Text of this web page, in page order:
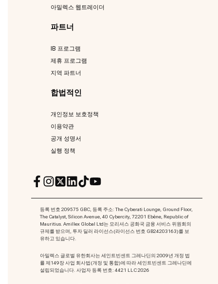
아밀렉스 웹트레이더
파트너
IB 프로그램
제휴 프로그램
지역 파트너
합법적인
개인정보 보호정책
이용약관
공개 성명서
실행 정책
등록 번호 209575 GBC, 등록 주소: The Cyberati Lounge, Ground Floor,
The Catalyst, Silicon Avenue, 40 Cybercity, 72201 Ebène, Republic of
Mauritius. Amillex Global Ltd는 모리셔스 공화국 금융 서비스 위원회의
규제를 받으며, 투자 딜러 라이선스(라이선스 번호 GB24203163)를 보
유하고 있습니다.
아밀렉스 글로벌 유한회사는 세인트빈센트 그레나딘의 2009년 개정 법
률 제149장 사업 회사법(개정 및 통합)에 따라 세인트빈센트 그레나딘에
설립되었습니다. 사업자 등록 번호: 4421 LLC 2026